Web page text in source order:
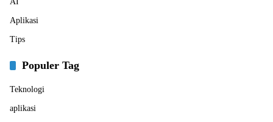
Aplikasi
Tips
Populer Tag
Teknologi
aplikasi